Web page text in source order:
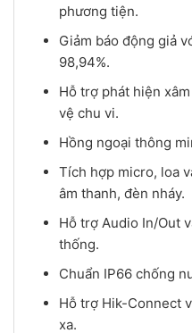
phương tiện.
Giảm báo động giả
98,94%.
Hỗ trợ phát hiện
vệ chu vi.
Hồng ngoại thông
Tích hợp micro, loa
âm thanh, đèn nháy.
Hỗ trợ Audio In/Out
thống.
Chuẩn IP66 chống
Hỗ trợ Hik-Connect
xa.